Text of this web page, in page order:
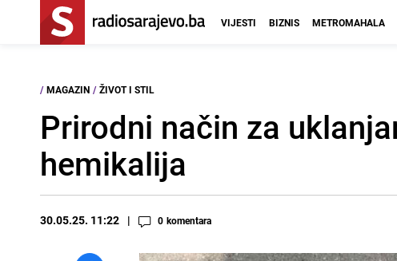
VIJESTI BIZNIS METROMAHALA
/ MAGAZIN / ŽIVOT I STIL
Prirodni način za
hemikalija
30.05.25. 11:22 0 komentara